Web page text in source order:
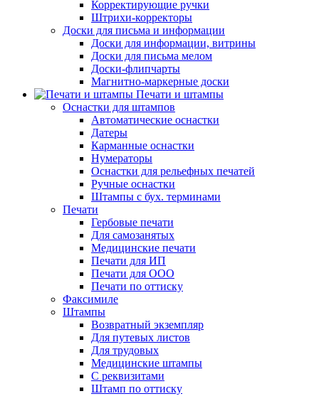
Корректирующие ручки
Штрихи-корректоры
Доски для письма и информации
Доски для информации, витрины
Доски для письма мелом
Доски-флипчарты
Магнитно-маркерные доски
Печати и штампы
Оснастки для штампов
Автоматические оснастки
Датеры
Карманные оснастки
Нумераторы
Оснастки для рельефных печатей
Ручные оснастки
Штампы с бух. терминами
Печати
Гербовые печати
Для самозанятых
Медицинские печати
Печати для ИП
Печати для ООО
Печати по оттиску
Факсимиле
Штампы
Возвратный экземпляр
Для путевых листов
Для трудовых
Медицинские штампы
С реквизитами
Штамп по оттиску